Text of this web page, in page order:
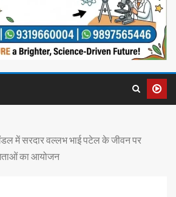
में सरदार वल्लभ भाई पटेल के जीवन पर
का आयोजन